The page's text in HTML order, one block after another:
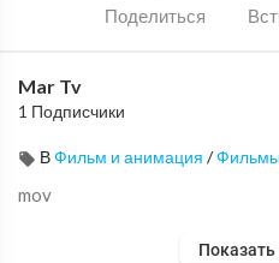
Поделиться
Mar Tv
1 Подписчики
ВФильм и анимация /
mov